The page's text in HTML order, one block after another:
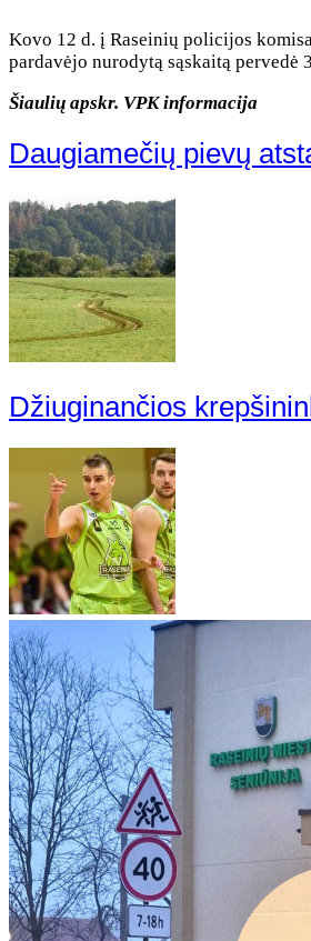
Kovo 12 d. į Raseinių policijos
pardavėjo nurodytą sąskaitą
Šiaulių apskr. VPK informacija
Daugiamečių pievų
Džiuginančios